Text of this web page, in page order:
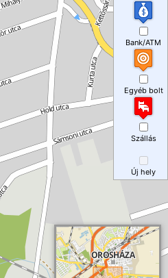
Bank/ATM
Egyéb bolt
Szállás
Új hely